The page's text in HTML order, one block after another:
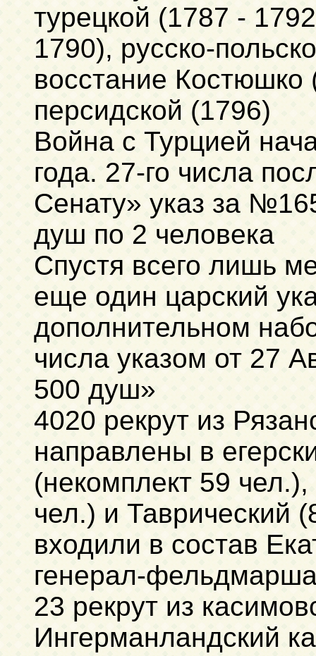
турецкой (1787 -
1790), русско-
восстание Костюшко
персидской (1796)
Война с Турцией
года. 27-го числа
Сенату» указ за
душ по 2 человека
Спустя всего лишь
еще один царский
дополнительном
числа указом от 27
500 душ»
4020 рекрут из
направлены в
(некомплект 59
чел.) и Таврический
входили в состав
генерал-
23 рекрут из
Ингерманландский